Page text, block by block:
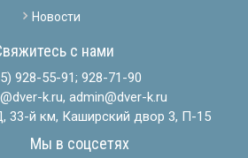
Новости
с нами
928-55-91; 928-71-90
k.ru, admin@dver-k.ru
й км, Каширский двор 3, П-15
Мы в соцсетях